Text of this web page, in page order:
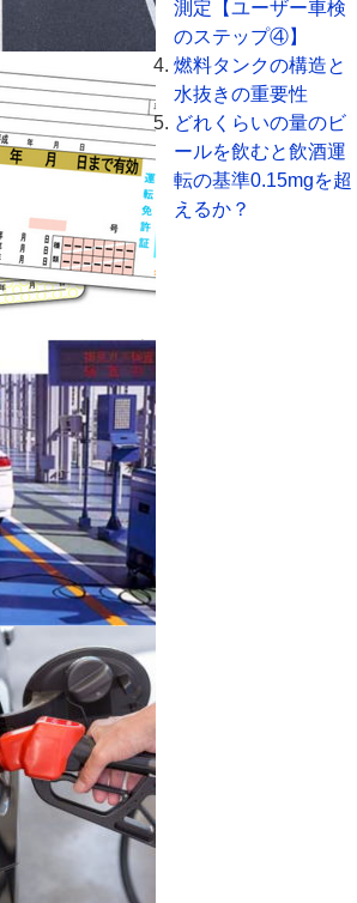
測定【ユーザー車検
のステップ④】
燃料タンクの構造と
水抜きの重要性
どれくらいの量のビ
ールを飲むと飲酒運
転の基準0.15mgを超
えるか？